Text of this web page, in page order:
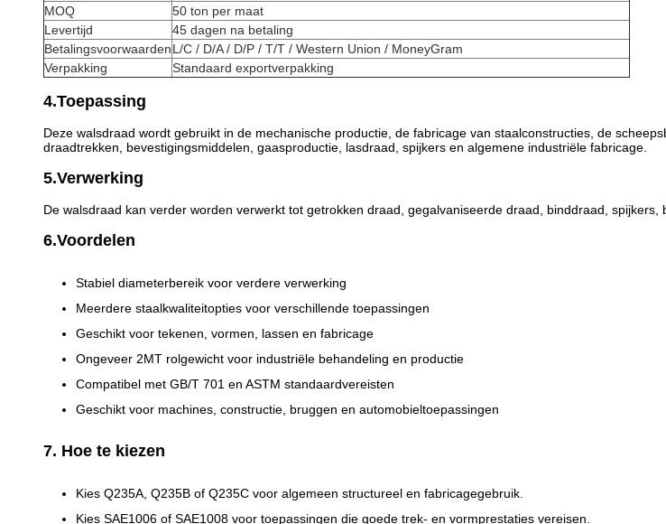
MOQ
50 ton per maat
Levertijd
45 dagen na betaling
BetalingsvoorwaardenL/C / D/A / D/P / T/T / Western Union / MoneyGram
Verpakking
Standaard exportverpakking
4.Toepassing
Deze walsdraad wordt gebruikt in de mechanische productie, de fabricage van staalconstructies, de
draadtrekken, bevestigingsmiddelen, gaasproductie, lasdraad, spijkers en algemene industriële fabricage.
5.Verwerking
De walsdraad kan verder worden verwerkt tot getrokken draad, gegalvaniseerde draad, binddraad,
6.Voordelen
Stabiel diameterbereik voor verdere verwerking
Meerdere staalkwaliteitopties voor verschillende toepassingen
Geschikt voor tekenen, vormen, lassen en fabricage
Ongeveer 2MT rolgewicht voor industriële behandeling en productie
Compatibel met GB/T 701 en ASTM standaardvereisten
Geschikt voor machines, constructie, bruggen en automobieltoepassingen
7. Hoe te kiezen
Kies Q235A, Q235B of Q235C voor algemeen structureel en fabricagegebruik.
Kies SAE1006 of SAE1008 voor toepassingen die goede trek- en vormprestaties vereisen.